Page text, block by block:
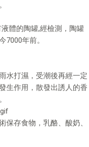
體的陶罐,經檢測，陶罐
年前。
水打濕，受潮後再經一定
生作用，散發出誘人的香
存食物，乳酪、酸奶、